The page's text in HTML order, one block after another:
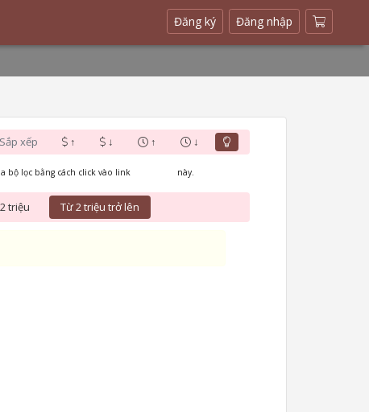
Đăng ký(current)
Đăng nhập
Sắp xếp ↑ ↓ ↑ ↓
bộ lọc bằng cách click vào link này.
triệu Từ 2 triệu trở lên